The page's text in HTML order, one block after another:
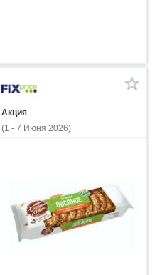
Акция
(1 - 7 Июня 2026)